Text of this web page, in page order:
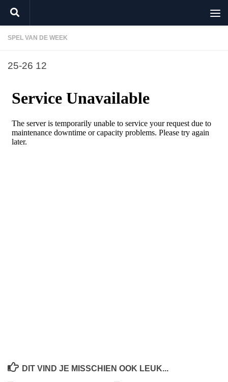
Doorgaan naar inhoud
SPEL VAN DE WEEK
25-26 12
DIT VIND JE MISSCHIEN OOK LEUK...